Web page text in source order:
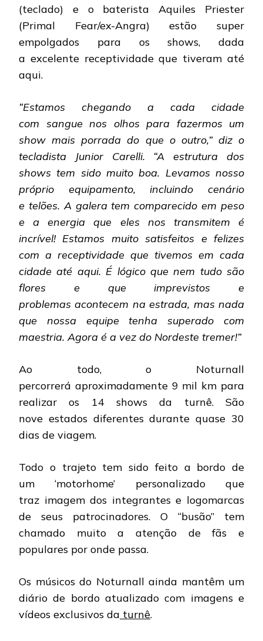
(teclado) e o baterista Aquiles Priester
(Primal Fear/ex-Angra) estão super
empolgados para os shows, dada
a excelente receptividade que tiveram até
aqui.
“Estamos chegando a cada cidade
com sangue nos olhos para fazermos um
show mais porrada do que o outro,” diz o
tecladista Junior Carelli. “A estrutura dos
shows tem sido muito boa. Levamos nosso
próprio equipamento, incluindo cenário
e telões. A galera tem comparecido em peso
e a energia que eles nos transmitem é
incrível! Estamos muito satisfeitos e felizes
com a receptividade que tivemos em cada
cidade até aqui. É lógico que nem tudo são
flores e que imprevistos e
problemas acontecem na estrada, mas nada
que nossa equipe tenha superado com
maestria. Agora é a vez do Nordeste tremer!”
Ao todo, o Noturnall
percorrerá aproximadamente 9 mil km para
realizar os 14 shows da turnê. São
nove estados diferentes durante quase 30
dias de viagem.
Todo o trajeto tem sido feito a bordo de
um ‘motorhome’ personalizado que
traz imagem dos integrantes e logomarcas
de seus patrocinadores. O “busão” tem
chamado muito a atenção de fãs e
populares por onde passa.
Os músicos do Noturnall ainda mantêm um
diário de bordo atualizado com imagens e
vídeos exclusivos da turnê.